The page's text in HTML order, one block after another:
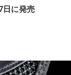
日に発売